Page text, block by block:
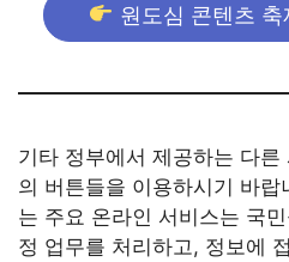
원도심 콘텐츠
기타 정부에서 제공하는 다
의 버튼들을 이용하시기 바
는 주요 온라인 서비스는 국
정 업무를 처리하고, 정보에